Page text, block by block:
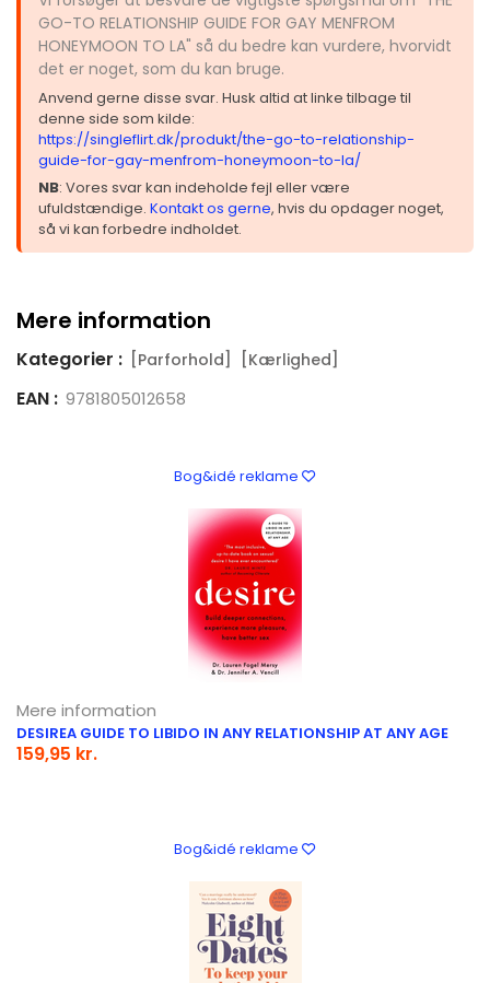
GO-TO RELATIONSHIP GUIDE FOR GAY MENFROM
HONEYMOON TO LA" så du bedre kan vurdere, hvorvidt
det er noget, som du kan bruge.
Anvend gerne disse svar. Husk altid at linke tilbage til
denne side som kilde:
https://singleflirt.dk/produkt/the-go-to-relationship-
guide-for-gay-menfrom-honeymoon-to-la/
NB: Vores svar kan indeholde fejl eller være
ufuldstændige. Kontakt os gerne, hvis du opdager noget,
så vi kan forbedre indholdet.
Mere information
Kategorier : [Parforhold] [Kærlighed]
EAN : 9781805012658
Bog&idé reklame
Mere information
DESIREA GUIDE TO LIBIDO IN ANY RELATIONSHIP AT ANY AGE
159,95 kr.
Bog&idé reklame